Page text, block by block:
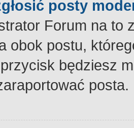
posty
Forum na to
obok postu,
będziesz
posta.